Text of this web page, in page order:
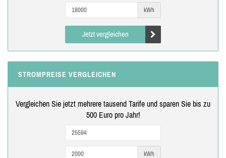
kWh
Jetzt vergleichen
STROMPREISE VERGLEICHEN
Vergleichen Sie jetzt mehrere tausend Tarife und sparen Sie bis zu
500 Euro pro Jahr!
kWh